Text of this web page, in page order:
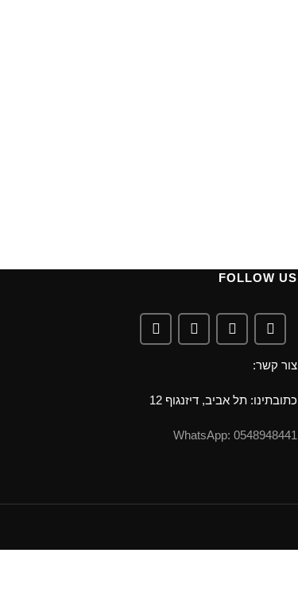
FOLLOW US
צור קשר:
כתובתינו: תל אביב, דיזנגוף 12
0548948441 :WhatsApp